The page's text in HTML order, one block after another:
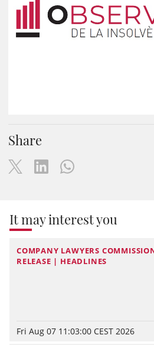
Share
It may interest you
COMPANY LAWYERS
RELEASE | HEADLINES
Fri Aug 07 11:03:00 CEST 2026